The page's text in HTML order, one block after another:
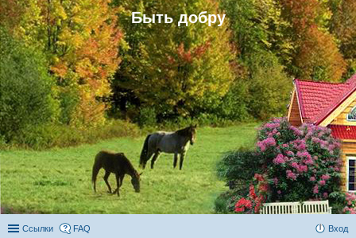
Быть добру
Ссылки FAQ Вход